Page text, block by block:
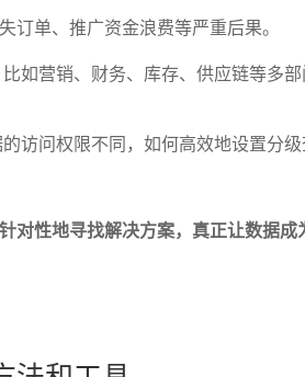
单、推广资金浪费等严重后果。
如营销、财务、库存、供应链等多
访问权限不同，如何高效地设置分
对性地寻找解决方案，真正让数据成